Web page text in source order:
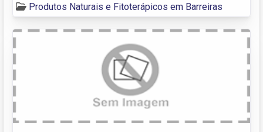
Produtos Naturais e Fitoterápicos em Barreiras